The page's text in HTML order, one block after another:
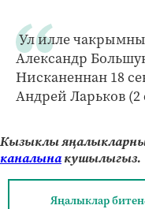
Ул илле чакрымны
Александр
Нисканеннан 18
Андрей Ларьков (2
Кызыклы яңалыкларны
каналынакушылыгыз.
Яңалыклар